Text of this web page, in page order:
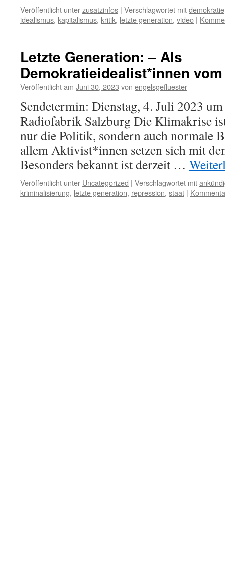
Veröffentlicht unterzusatzinfos | Verschlagwortet mitdemokratie
idealismus, kapitalismus, kritik, letzte generation, video |
Letzte Generation: – Als
Demokratieidealist*innen
Veröffentlicht am Juni 30, 2023 von engelsgefluester
Sendetermin: Dienstag, 4. Juli 2023
Radiofabrik Salzburg Die Klimakrise
nur die Politik, sondern auch normale
allem Aktivist*innen setzen sich mit
Besonders bekannt ist derzeit …
Veröffentlicht unter Uncategorized | Verschlagwortet mit
kriminalisierung, letzte generation, repression, staat |